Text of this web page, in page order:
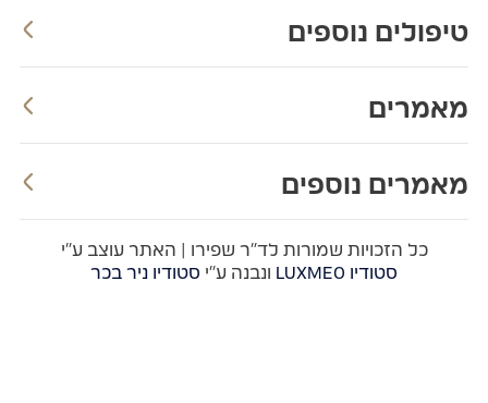
נוספים
נוספים
כל הזכויות שמורות לד"ר שפירו | האתר עוצב ע"י
סטודיו LUXMEO
ונבנה ע"יסטודיו ניר בכר